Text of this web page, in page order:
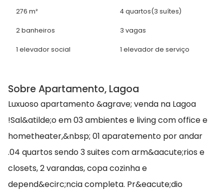
276 m² 4 quartos(3 suítes)
2 banheiros 3 vagas
1 elevador social 1 elevador de serviço
Sobre Apartamento, Lagoa
Luxuoso apartamento &agrave; venda na Lagoa
!Sal&atilde;o em 03 ambientes e living com office e
hometheater,&nbsp; 01 aparatemento por andar
.04 quartos sendo 3 suites com arm&aacute;rios e
closets, 2 varandas, copa cozinha e
depend&ecirc;ncia completa. Pr&eacute;dio